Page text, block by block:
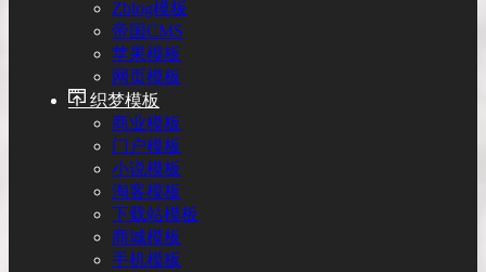
Zblog模板
帝国CMS
苹果模板
网页模板
织梦模板
商业模板
门户模板
小说模板
淘客模板
下载站模板
商城模板
手机模板